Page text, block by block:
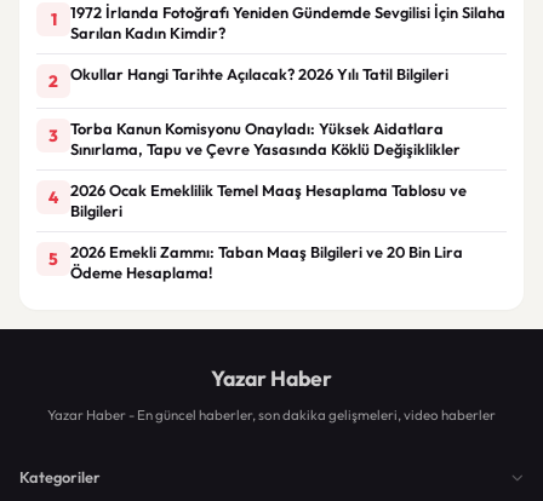
1
1972 İrlanda Fotoğrafı Yeniden Gündemde Sevgilisi İçin Silaha
Sarılan Kadın Kimdir?
2 Okullar Hangi Tarihte Açılacak? 2026 Yılı Tatil Bilgileri
3
Torba Kanun Komisyonu Onayladı: Yüksek Aidatlara
Sınırlama, Tapu ve Çevre Yasasında Köklü Değişiklikler
4
2026 Ocak Emeklilik Temel Maaş Hesaplama Tablosu ve
Bilgileri
5
2026 Emekli Zammı: Taban Maaş Bilgileri ve 20 Bin Lira
Ödeme Hesaplama!
Yazar Haber
Yazar Haber - En güncel haberler, son dakika gelişmeleri, video haberler
Kategoriler